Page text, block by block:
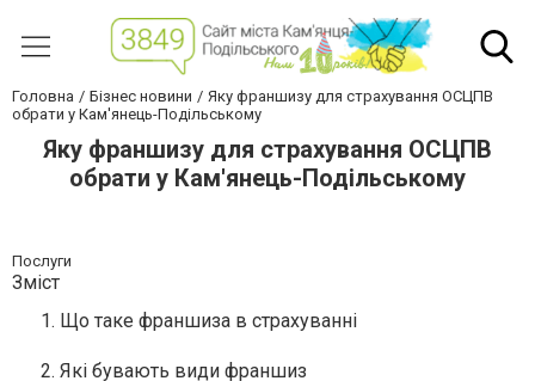
Головна Бізнес новини
Яку франшизу для страхування ОСЦПВ
обрати у Кам'янець-Подільському
Яку франшизу для страхування ОСЦПВ
обрати у Кам'янець-Подільському
Послуги
Зміст
Що таке франшиза в страхуванні
Які бувають види франшиз